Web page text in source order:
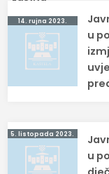
Navigacija
objava
14. rujna 2023.
u
5. listopada 2023.
u